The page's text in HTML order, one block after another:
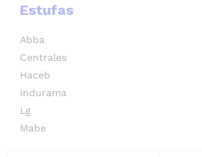
Estufas
Abba
Centrales
Haceb
Indurama
Lg
Mabe